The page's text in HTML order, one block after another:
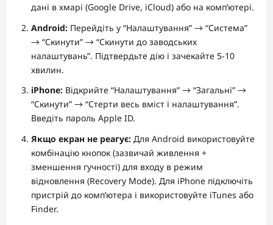
дані в хмарі (Google Drive, iCloud) або на комп’ютері.
Android: Перейдіть у “Налаштування” → “Система”
→ “Скинути” → “Скинути до заводських
налаштувань”. Підтвердьте дію і зачекайте 5-10
хвилин.
iPhone: Відкрийте “Налаштування” → “Загальні” →
“Скинути” → “Стерти весь вміст і налаштування”.
Введіть пароль Apple ID.
Якщо екран не реагує: Для Android використовуйте
комбінацію кнопок (зазвичай живлення +
зменшення гучності) для входу в режим
відновлення (Recovery Mode). Для iPhone підключіть
пристрій до комп’ютера і використовуйте iTunes або
Finder.